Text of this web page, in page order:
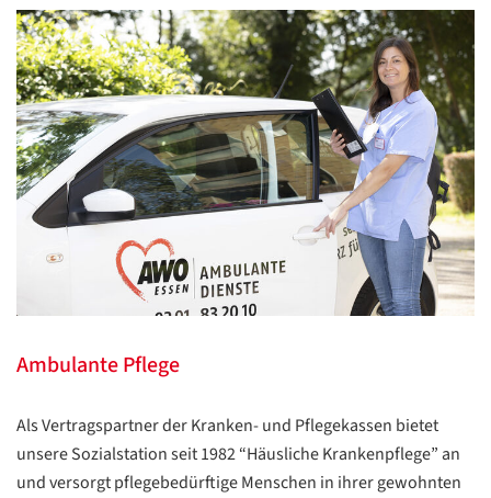
Ambulante Pflege
Als Vertragspartner der Kranken- und Pflegekassen bietet
unsere Sozialstation seit 1982 “Häusliche Krankenpflege” an
und versorgt pflegebedürftige Menschen in ihrer gewohnten